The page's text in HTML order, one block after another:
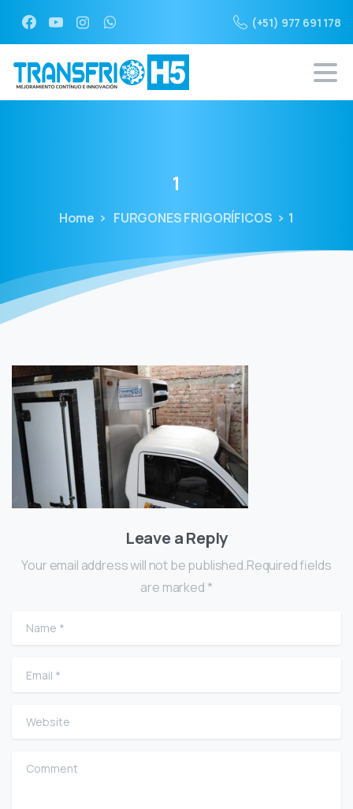
(+51) 977 691 178
1
Home FURGONES FRIGORÍFICOS 1
Leave a Reply
Your email address will not be published.Required fields
are marked *
Name
Email
Website
Comment